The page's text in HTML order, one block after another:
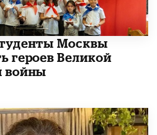
Москвы
героев Великой
войны